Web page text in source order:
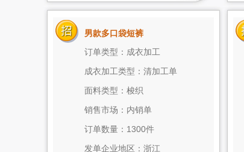
男款多口袋短裤
订单类型：成衣加工
成衣加工类型：清加工单
面料类型：梭织
销售市场：内销单
订单数量：1300件
发单企业地区：浙江